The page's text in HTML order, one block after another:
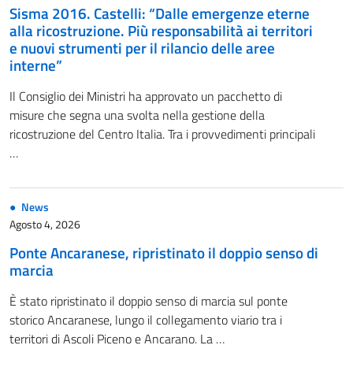
Sisma 2016. Castelli: “Dalle emergenze eterne
alla ricostruzione. Più responsabilità ai territori
e nuovi strumenti per il rilancio delle aree
interne”
Il Consiglio dei Ministri ha approvato un pacchetto di
misure che segna una svolta nella gestione della
ricostruzione del Centro Italia. Tra i provvedimenti principali
…
News
Agosto 4, 2026
Ponte Ancaranese, ripristinato il doppio senso di
marcia
È stato ripristinato il doppio senso di marcia sul ponte
storico Ancaranese, lungo il collegamento viario tra i
territori di Ascoli Piceno e Ancarano. La …